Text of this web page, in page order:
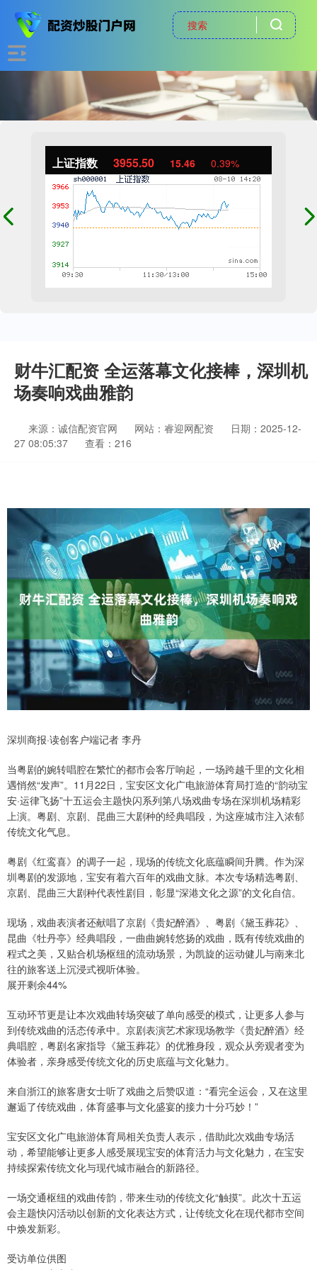
上证指数 3955.55 15.51 0.39%
财牛汇配资 全运落幕文化接棒，深圳机
场奏响戏曲雅韵
来源：诚信配资官网 网站：睿迎网配资
日期：2025-12-
27 08:05:37
查看：216
深圳商报·读创客户端记者 李丹
当粤剧的婉转唱腔在繁忙的都市会客厅响起，一场跨越千里的文化相
遇悄然“发声”。11月22日，宝安区文化广电旅游体育局打造的“韵动宝
安·运律飞扬”十五运会主题快闪系列第八场戏曲专场在深圳机场精彩
上演。粤剧、京剧、昆曲三大剧种的经典唱段，为这座城市注入浓郁
传统文化气息。
粤剧《红鸾喜》的调子一起，现场的传统文化底蕴瞬间升腾。作为深
圳粤剧的发源地，宝安有着六百年的戏曲文脉。本次专场精选粤剧、
京剧、昆曲三大剧种代表性剧目，彰显“深港文化之源”的文化自信。
现场，戏曲表演者还献唱了京剧《贵妃醉酒》、粤剧《黛玉葬花》、
昆曲《牡丹亭》经典唱段，一曲曲婉转悠扬的戏曲，既有传统戏曲的
程式之美，又贴合机场枢纽的流动场景，为凯旋的运动健儿与南来北
往的旅客送上沉浸式视听体验。
展开剩余44%
互动环节更是让本次戏曲转场突破了单向感受的模式，让更多人参与
到传统戏曲的活态传承中。京剧表演艺术家现场教学《贵妃醉酒》经
典唱腔，粤剧名家指导《黛玉葬花》的优雅身段，观众从旁观者变为
体验者，亲身感受传统文化的历史底蕴与文化魅力。
来自浙江的旅客唐女士听了戏曲之后赞叹道：“看完全运会，又在这里
邂逅了传统戏曲，体育盛事与文化盛宴的接力十分巧妙！”
宝安区文化广电旅游体育局相关负责人表示，借助此次戏曲专场活
动，希望能够让更多人感受展现宝安的体育活力与文化魅力，在宝安
持续探索传统文化与现代城市融合的新路径。
一场交通枢纽的戏曲传韵，带来生动的传统文化“触摸”。此次十五运
会主题快闪活动以创新的文化表达方式，让传统文化在现代都市空间
中焕发新彩。
受访单位供图